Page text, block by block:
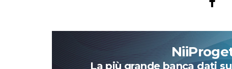
La più grande banca dati